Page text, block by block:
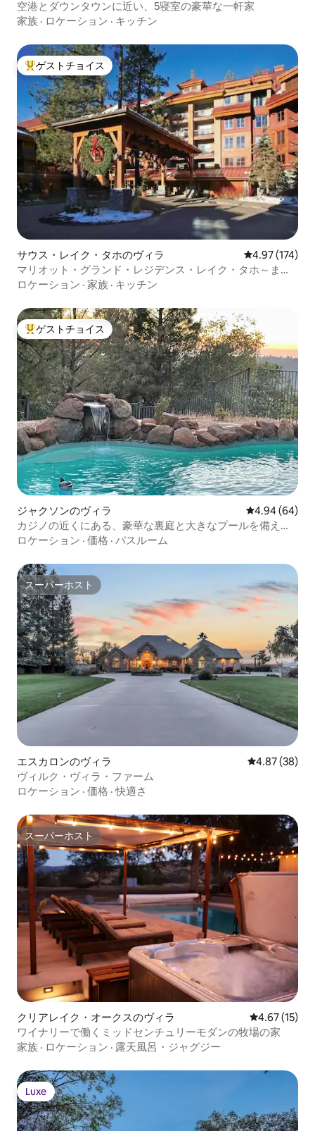
空港とダウンタウンに近い、5寝室の豪華な一軒家
家族 · ロケーション · キッチン
大好評のゲストチョイスです。
ゲストチョイス
サウス・レイク・タホのヴィラ レビュー174
4.97 (174)
マリオット・グランド・レジデンス・レイク・タホ～まる
で天国です！
ロケーション · 家族 · キッチン
大好評のゲストチョイスです。
ゲストチョイス
ジャクソンのヴィラ レビュー64件
4.94 (64)
カジノの近くにある、豪華な裏庭と大きなプールを備えた
西部風の隠れ家
ロケーション · 価格 · バスルーム
スーパーホスト
スーパーホスト
エスカロンのヴィラ レビュー38
4.87 (38)
ヴィルク・ヴィラ・ファーム
ロケーション · 価格 ·快適さ
スーパーホスト
スーパーホスト
クリアレイク・オークスのヴィラ レビュー15
4.67 (15)
ワイナリーで働くミッドセンチュリーモダンの牧場の家
家族 · ロケーション · 露天風呂・ジャグジー
Luxe
Luxe